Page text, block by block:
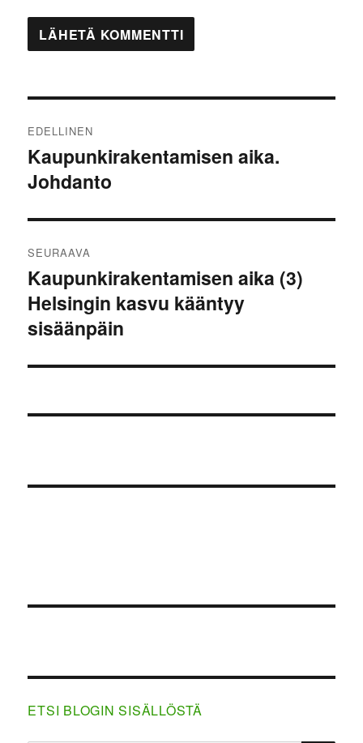
selaus
EDELLINEN
Edellinen
artikkeli:
Kaupunkirakentamisen aika.
Johdanto
SEURAAVA
Seuraava
artikkeli:
Kaupunkirakentamisen aika (3)
Helsingin kasvu kääntyy
sisäänpäin
ETSI BLOGIN SISÄLLÖSTÄ